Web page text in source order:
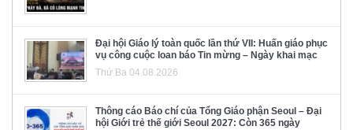
Đại hội Giáo lý toàn quốc lần thứ VII: Huấn giáo phục
vụ công cuộc loan báo Tin mừng – Ngày khai mạc
Thứ Ba 04.08.2026
Thông cáo Báo chí của Tổng Giáo phận Seoul – Đại
hội Giới trẻ thế giới Seoul 2027: Còn 365 ngày